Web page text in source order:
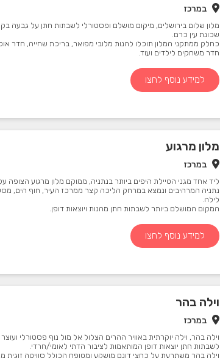
במרכז
מלון שלום בירושלים, מיקום מושלם ופסטורלי לשבתות חתן על גבעה
שכונת עין כרם.
כחלק ממתקני המלון תוכלו להנות מלובי מפואר, בריכת שחייה, חדר
חדר משחקים לילדים ועוד.
למידע נוסף לחצו
מלון מרגוע
במרכז
ליד אחד מגני הטיילת היפים ביותר בנתניה, ממוקם מלון מרגוע הצופה
נתניה המרהיבים ונמצא במרחק הליכה קצר ממרכז העיר, חוף הים,
לילה.
המקום המושלם ביותר לשבתות חתן מהנות ויוצאות דופן.
למידע נוסף לחצו
וילה בהר
במרכז
וילה בהר, וילה יוקרתית באוויר ההרים הצלול אל מול נוף פסטורלי
לשבתות חתן יוצאות דופן המותאמות לציבור הדתי לאומי/חרדי.
וילה בהר משתרעת על כחצי דונם מושקע ומטופח הכולל סוויטה זוגית